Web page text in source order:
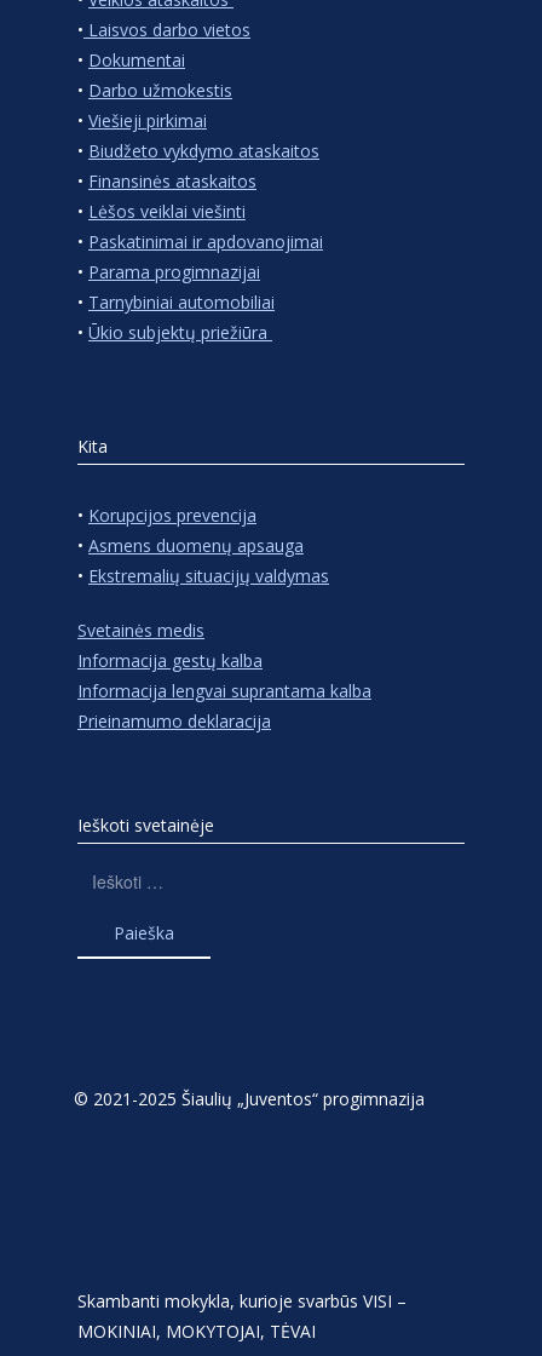
• Laisvos darbo vietos
• Dokumentai
• Darbo užmokestis
• Viešieji pirkimai
• Biudžeto vykdymo ataskaitos
• Finansinės ataskaitos
• Lėšos veiklai viešinti
• Paskatinimai ir apdovanojimai
• Parama progimnazijai
• Tarnybiniai automobiliai
• Ūkio subjektų priežiūra
Kita
• Korupcijos prevencija
• Asmens duomenų apsauga
• Ekstremalių situacijų valdymas
Svetainės medis
Informacija gestų kalba
Informacija lengvai suprantama kalba
Prieinamumo deklaracija
Ieškoti svetainėje
© 2021-2025 Šiaulių „Juventos“ progimnazija
Skambanti mokykla, kurioje svarbūs VISI –
MOKINIAI, MOKYTOJAI, TĖVAI